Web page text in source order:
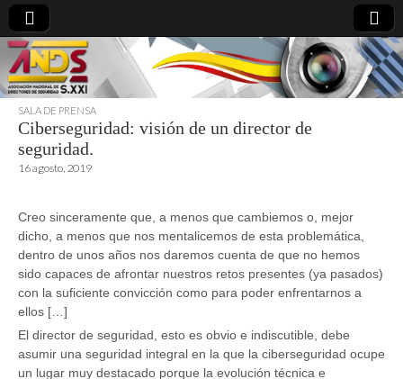
directoresdeseguridad.es
SALA DE PRENSA
Ciberseguridad: visión de un director de
seguridad.
16 agosto, 2019
Creo sinceramente que, a menos que cambiemos o, mejor
dicho, a menos que nos mentalicemos de esta problemática,
dentro de unos años nos daremos cuenta de que no hemos
sido capaces de afrontar nuestros retos presentes (ya pasados)
con la suficiente convicción como para poder enfrentarnos a
ellos […]
El director de seguridad, esto es obvio e indiscutible, debe
asumir una seguridad integral en la que la ciberseguridad ocupe
un lugar muy destacado porque la evolución técnica e